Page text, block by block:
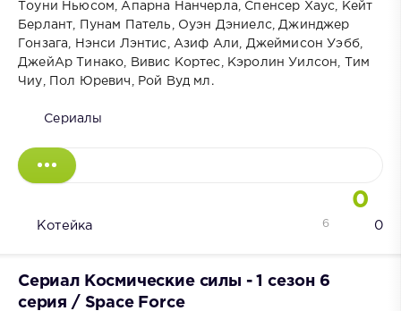
Тоуни Ньюсом, Апарна Нанчерла, Спенсер Хаус, Кейт
Берлант, Пунам Патель, Оуэн Дэниелс, Джинджер
Гонзага, Нэнси Лэнтис, Азиф Али, Джеймисон Уэбб,
ДжейАр Тинако, Вивис Кортес, Кэролин Уилсон, Тим
Чиу, Пол Юревич, Рой Вуд мл.
Сериалы
0
Котейка 0
6
Сериал Космические силы - 1 сезон 6
серия / Space Force